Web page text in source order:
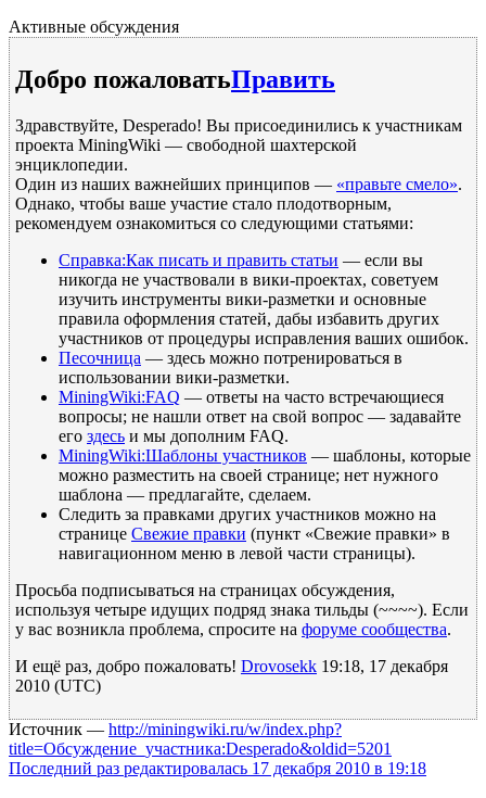
Активные обсуждения
Добро пожаловатьПравить
Здравствуйте, Desperado! Вы присоединились к участникам
проекта MiningWiki — свободной шахтерской
энциклопедии.
Один из наших важнейших принципов — «правьте смело».
Однако, чтобы ваше участие стало плодотворным,
рекомендуем ознакомиться со следующими статьями:
Справка:Как писать и править статьи — если вы
никогда не участвовали в вики-проектах, советуем
изучить инструменты вики-разметки и основные
правила оформления статей, дабы избавить других
участников от процедуры исправления ваших ошибок.
Песочница — здесь можно потренироваться в
использовании вики-разметки.
MiningWiki:FAQ — ответы на часто встречающиеся
вопросы; не нашли ответ на свой вопрос — задавайте
его здесь и мы дополним FAQ.
MiningWiki:Шаблоны участников — шаблоны, которые
можно разместить на своей странице; нет нужного
шаблона — предлагайте, сделаем.
Следить за правками других участников можно на
странице Свежие правки (пункт «Свежие правки» в
навигационном меню в левой части страницы).
Просьба подписываться на страницах обсуждения,
используя четыре идущих подряд знака тильды (~~~~). Если
у вас возникла проблема, спросите на форуме сообщества.
И ещё раз, добро пожаловать! Drovosekk 19:18, 17 декабря
2010 (UTC)
Источник — http://miningwiki.ru/w/index.php?
title=Обсуждение_участника:Desperado&oldid=5201
Последний раз редактировалась 17 декабря 2010 в 19:18